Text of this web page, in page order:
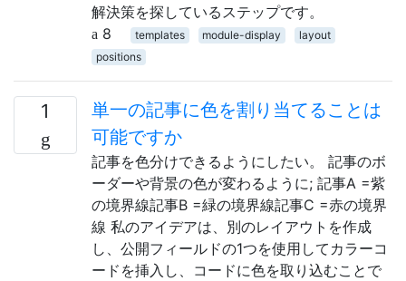
解決策を探しているステップです。
8
templates module-display
layout
positions
1
単一の記事に色を割り当てることは
可能ですか
記事を色分けできるようにしたい。 記事のボ
ーダーや背景の色が変わるように; 記事A =紫
の境界線記事B =緑の境界線記事C =赤の境界
線 私のアイデアは、別のレイアウトを作成
し、公開フィールドの1つを使用してカラーコ
ードを挿入し、コードに色を取り込むことで